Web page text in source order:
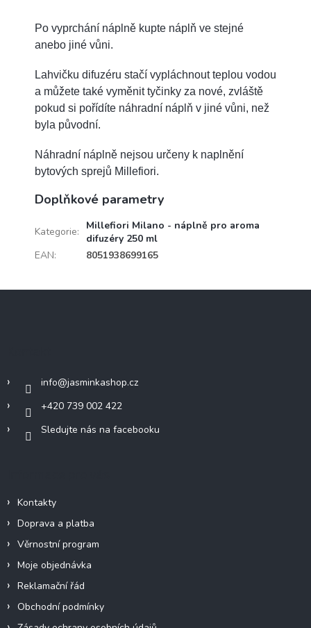
Po vyprchání náplně kupte náplň ve stejné
anebo jiné vůni.
Lahvičku difuzéru stačí vypláchnout teplou vodou
a můžete také vyměnit tyčinky za nové, zvláště
pokud si pořídíte náhradní náplň v jiné vůni, než
byla původní.
Náhradní náplně nejsou určeny k naplnění
bytových sprejů Millefiori.
Doplňkové parametry
Kategorie:
Millefiori Milano - náplně pro aroma
difuzéry 250 ml
EAN: 8051938699165
info@jasminkashop.cz
+420 739 002 422
Sledujte nás na facebooku
Kontakty
Doprava a platba
Věrnostní program
Moje objednávka
Reklamační řád
Obchodní podmínky